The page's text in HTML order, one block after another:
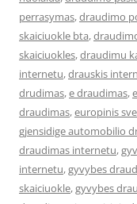
perrasymas,draudimo
skaiciuokle bta,
skaiciuokles,draudimu
internetu,drauskis
drudimas,e draudimas,
draudimas,europinis
gjensidige automobilio
draudimas internetu,
internetu,gyvybes
skaiciuokle,gyvybes